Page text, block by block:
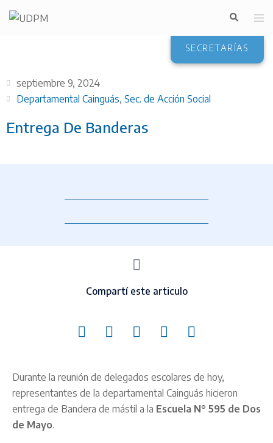
SECRETARÍAS
septiembre 9, 2024
Departamental Cainguás, Sec. de Acción Social
Entrega De Banderas
Compartí este articulo
Durante la reunión de delegados escolares de hoy,
representantes de la departamental Cainguás hicieron
entrega de Bandera de mástil a la Escuela N° 595 de Dos
de Mayo.